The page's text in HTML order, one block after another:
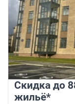
Скидка до
жильё*